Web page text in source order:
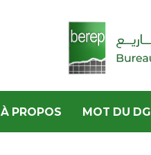
À PROPOS MOT DU DG